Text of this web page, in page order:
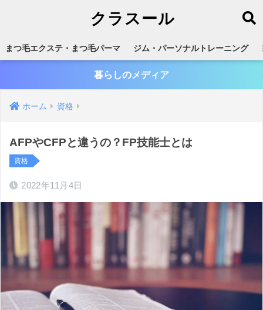
クラスール
まつ毛エクステ・まつ毛パーマ ジム・パーソナルトレーニング
暮らしのメディア
ホーム 資格
AFPやCFPと違うの？FP技能士とは
資格
2022年11月4日